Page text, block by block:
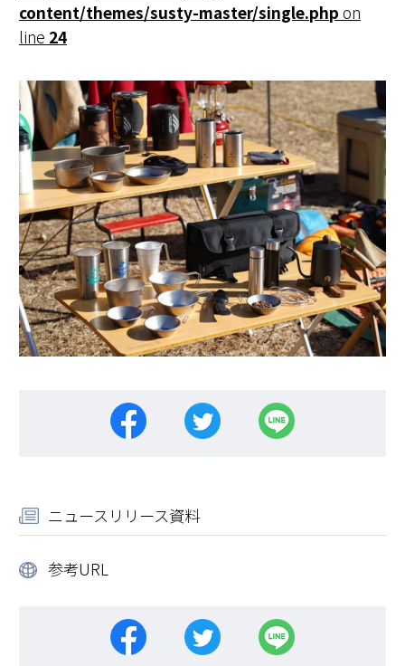
content/themes/susty-master/single.php on
line 24
ニュースリリース資料
参考URL